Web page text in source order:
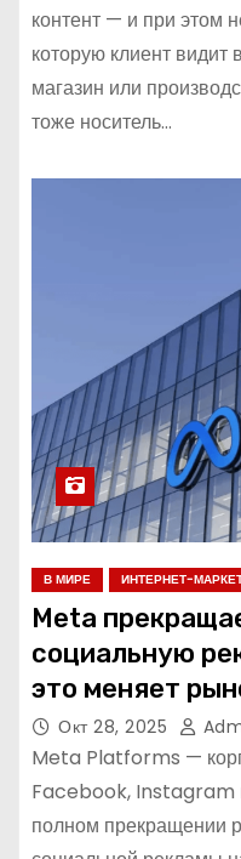
контент — и при этом
которую клиент
магазин или
тоже носитель…
В МИРЕ ИНТЕРНЕТ-
Meta
социальную
это меняет
рекламы?
Окт 28, 2025
Meta Platforms —
Facebook, Instagram
полном прекращении